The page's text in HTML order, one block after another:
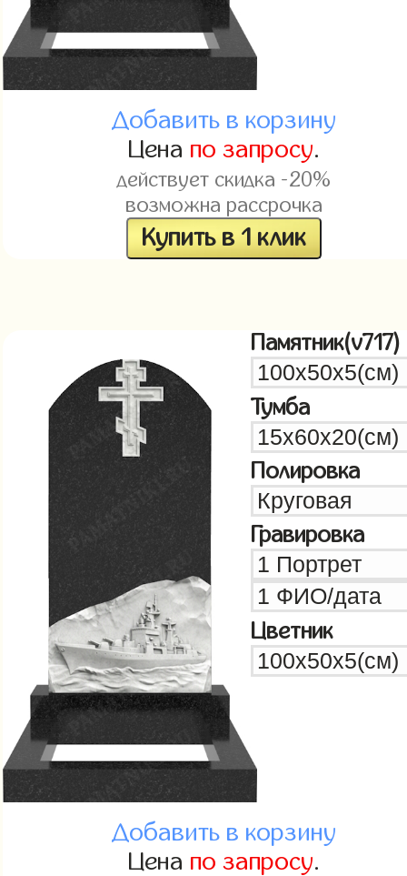
Добавить в корзину
Цена по запросу.
действует скидка -20%
возможна рассрочка
Купить в 1 клик
Памятник(v717)
Тумба
Полировка
Гравировка
Цветник
Добавить в корзину
Цена по запросу.